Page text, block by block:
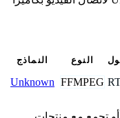
النماذج النوع
Unknown FFMPEG